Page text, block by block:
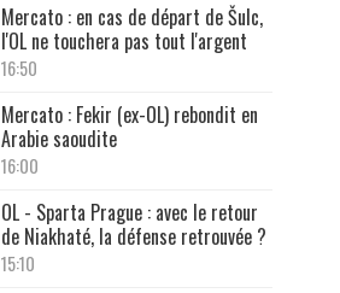
Mercato : en cas de départ de Šulc,
l'OL ne touchera pas tout l'argent
16:50
Mercato : Fekir (ex-OL) rebondit en
Arabie saoudite
16:00
OL - Sparta Prague : avec le retour
de Niakhaté, la défense retrouvée ?
15:10